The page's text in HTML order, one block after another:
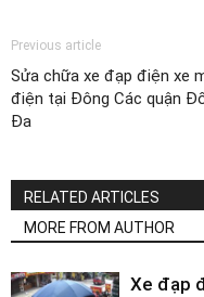
Previous article
Sửa chữa xe đạp điện xe
điện tại Đông Các quận
Đa
RELATED ARTICLES
MORE FROM AUTHOR
Xe đạp